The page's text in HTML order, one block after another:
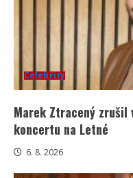
Celebrity
Marek Ztracený zrušil
koncertu na Letné
6. 8. 2026